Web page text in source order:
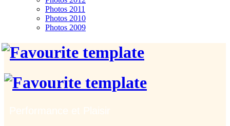
Photos 2011
Photos 2010
Photos 2009